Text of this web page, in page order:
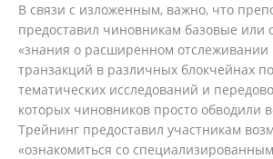
В связи с изложенным, важно, что
предоставил чиновникам базовые или
«знания о расширенном отслеживании
транзакций в различных блокчейнах
тематических исследований и
которых чиновников просто обводили
Трейнинг предоставил участникам
«ознакомиться со